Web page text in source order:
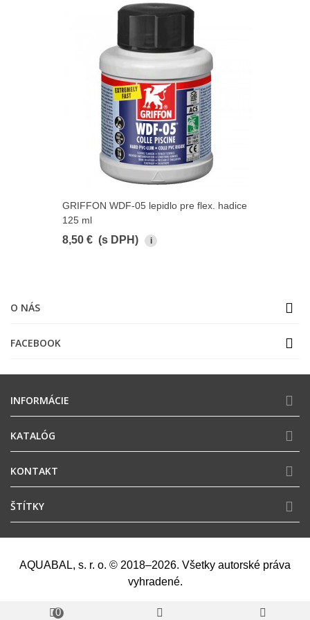
GRIFFON WDF-05 lepidlo pre flex. hadice
125 ml
8,50 € (s DPH) i
O NÁS
FACEBOOK
INFORMÁCIE
KATALÓG
KONTAKT
ŠTÍTKY
AQUABAL, s. r. o. © 2018–2026. Všetky autorské práva
vyhradené.
0